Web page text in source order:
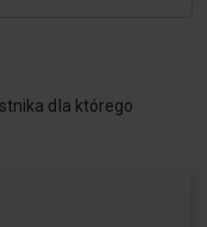
dla którego